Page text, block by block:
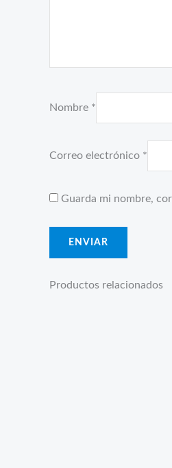
Nombre *
Correo electrónico *
Guarda mi nombre,
Productos relacionados